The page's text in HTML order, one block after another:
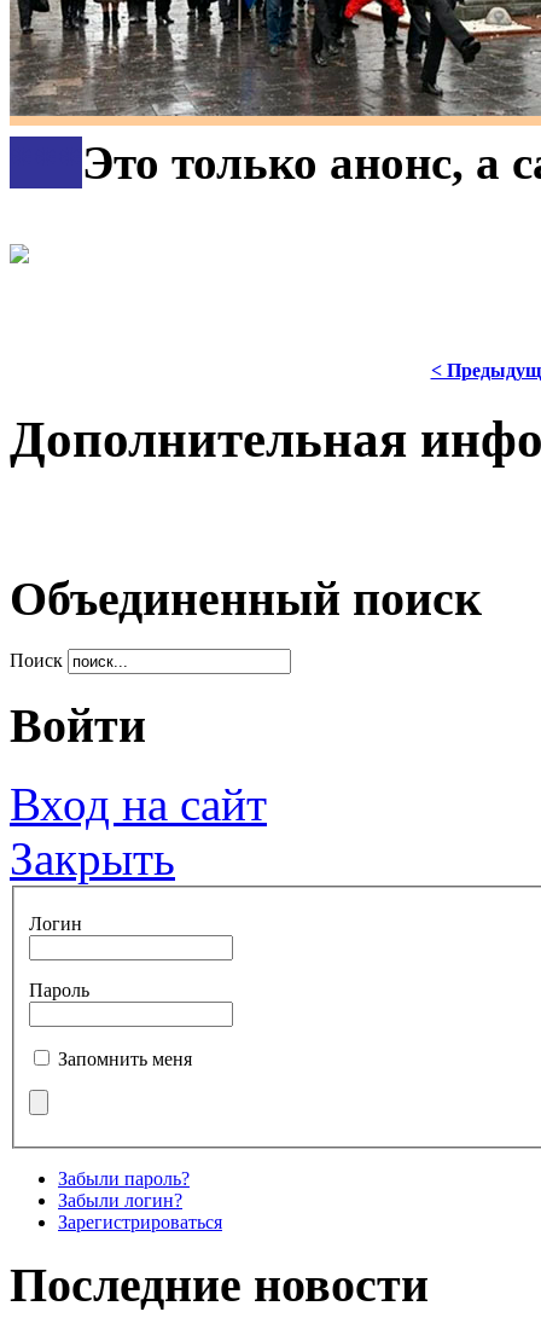
Это только анонс, а
<
Дополнительная
Объединенный поиск
Поиск
Войти
Вход на сайт
Закрыть
Логин
Пароль
Запомнить меня
Забыли пароль?
Забыли логин?
Зарегистрироваться
Последние новости